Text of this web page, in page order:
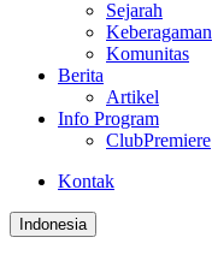
Sejarah
Keberagaman
Komunitas
Berita
Artikel
Info Program
ClubPremiere
Kontak
Indonesia